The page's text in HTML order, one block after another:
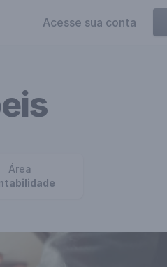
Acesse sua conta
Área